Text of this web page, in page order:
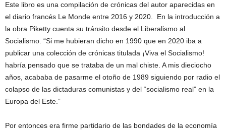
Este libro es una compilación de crónicas del autor aparecidas en
el diario francés Le Monde entre 2016 y 2020. En la introducción a
la obra Piketty cuenta su tránsito desde el Liberalismo al
Socialismo. “Si me hubieran dicho en 1990 que en 2020 iba a
publicar una colección de crónicas titulada ¡Viva el Socialismo!
habría pensado que se trataba de un mal chiste. A mis dieciocho
años, acababa de pasarme el otoño de 1989 siguiendo por radio el
colapso de las dictaduras comunistas y del “socialismo real” en la
Europa del Este.”
Por entonces era firme partidario de las bondades de la economía